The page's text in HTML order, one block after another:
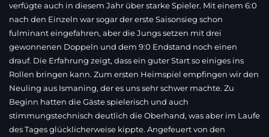
verfügte auch in diesem Jahr über starke Spieler. Mit einem 6:0
nach den Einzeln war sogar der erste Saisonsieg schon
fulminant eingefahren, aber die Jungs setzen mit drei
gewonnenen Doppeln und dem 9:0 Endstand noch einen
drauf. Die Erfahrung zeigt, dass ein guter Start so einiges ins
Rollen bringen kann. Zum ersten Heimspiel empfingen wir den
Neuling aus Ismaning, der es uns sehr schwer machte. Zu
Beginn hatten die Gäste spielerisch und auch
stimmungstechnisch deutlich die Oberhand, was aber im Laufe
des Tages glücklicherweise kippte. Angefeuert von den